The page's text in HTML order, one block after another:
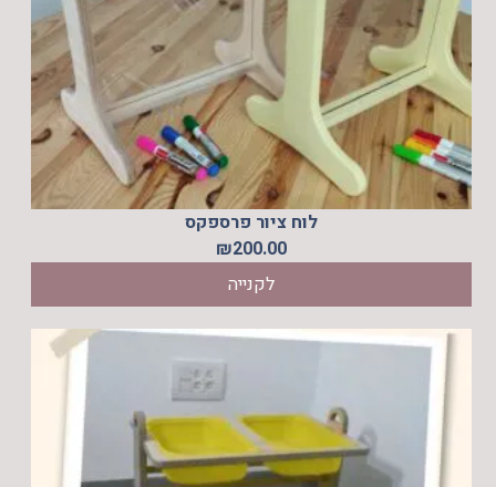
לוח ציור פרספקס
₪200.00
לקנייה